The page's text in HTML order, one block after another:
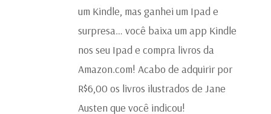
um Kindle, mas ganhei um Ipad e
surpresa… você baixa um app Kindle
nos seu Ipad e compra livros da
Amazon.com! Acabo de adquirir por
R$6,00 os livros ilustrados de Jane
Austen que você indicou!